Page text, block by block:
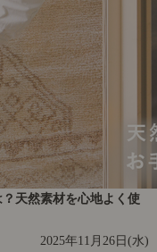
天然素材を心地よく使
2025年11月26日(水)